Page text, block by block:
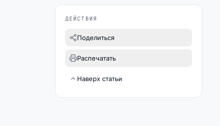
ДЕЙСТВИЯ
Поделиться
Распечатать
Наверх статьи